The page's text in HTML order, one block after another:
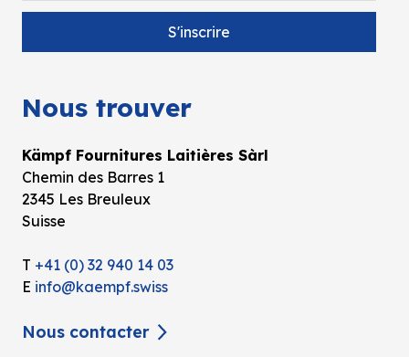
Nous trouver
Kämpf Fournitures Laitières Sàrl
Chemin des Barres 1
2345 Les Breuleux
Suisse
T +41 (0) 32 940 14 03
E info@kaempf.swiss
Nous contacter